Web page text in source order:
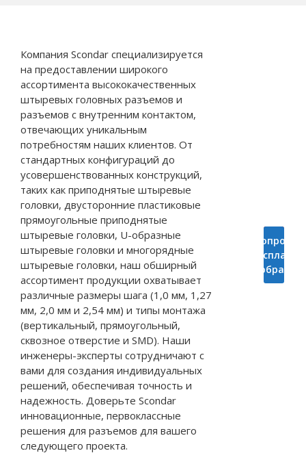
Компания Scondar специализируется
на предоставлении широкого
ассортимента высококачественных
штыревых головных разъемов и
разъемов с внутренним контактом,
отвечающих уникальным
потребностям наших клиентов. От
стандартных конфигураций до
усовершенствованных конструкций,
таких как приподнятые штыревые
головки, двусторонние пластиковые
прямоугольные приподнятые
штыревые головки, U-образные
штыревые головки и многорядные
штыревые головки, наш обширный
ассортимент продукции охватывает
различные размеры шага (1,0 мм, 1,27
мм, 2,0 мм и 2,54 мм) и типы монтажа
(вертикальный, прямоугольный,
сквозное отверстие и SMD). Наши
инженеры-эксперты сотрудничают с
вами для создания индивидуальных
решений, обеспечивая точность и
надежность. Доверьте Scondar
инновационные, первоклассные
решения для разъемов для вашего
следующего проекта.
Запрос
образцы